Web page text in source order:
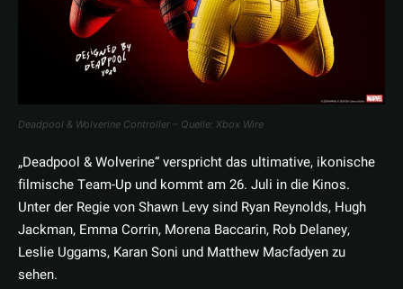
Deadpool & Wolverine Controller – Quelle: Xbox Wire
„Deadpool & Wolverine“ verspricht das ultimative, ikonische
filmische Team-Up und kommt am 26. Juli in die Kinos.
Unter der Regie von Shawn Levy sind Ryan Reynolds, Hugh
Jackman, Emma Corrin, Morena Baccarin, Rob Delaney,
Leslie Uggams, Karan Soni und Matthew Macfadyen zu
sehen.